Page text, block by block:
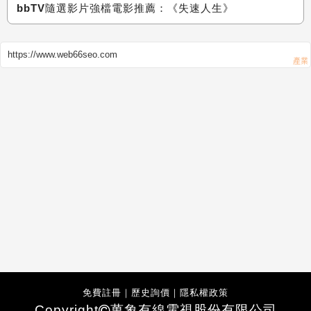
bbTV隨選影片強檔電影推薦：《失速人生》
https://www.web66seo.com
免費註冊 ｜ 歷史詢價 ｜ 隱私權政策